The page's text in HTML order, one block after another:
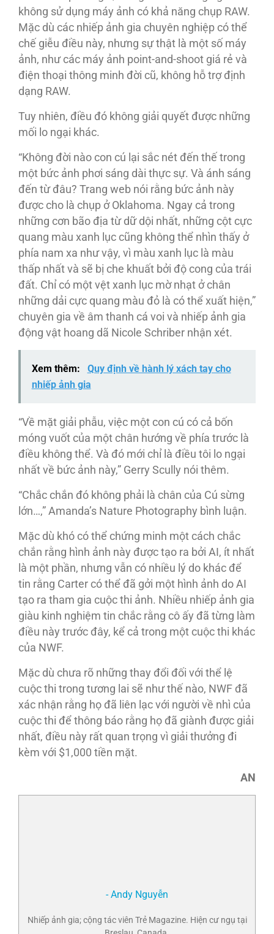
không sử dụng máy ảnh có khả năng chụp RAW.
Mặc dù các nhiếp ảnh gia chuyên nghiệp có thể
chế giễu điều này, nhưng sự thật là một số máy
ảnh, như các máy ảnh point-and-shoot giá rẻ và
điện thoại thông minh đời cũ, không hỗ trợ định
dạng RAW.
Tuy nhiên, điều đó không giải quyết được những
mối lo ngại khác.
“Không đời nào con cú lại sắc nét đến thế trong
một bức ảnh phơi sáng dài thực sự. Và ánh sáng
đến từ đâu? Trang web nói rằng bức ảnh này
được cho là chụp ở Oklahoma. Ngay cả trong
những cơn bão địa từ dữ dội nhất, những cột cực
quang màu xanh lục cũng không thể nhìn thấy ở
phía nam xa như vậy, vì màu xanh lục là màu
thấp nhất và sẽ bị che khuất bởi độ cong của trái
đất. Chỉ có một vệt xanh lục mờ nhạt ở chân
những dải cực quang màu đỏ là có thể xuất hiện,”
chuyên gia về âm thanh cá voi và nhiếp ảnh gia
động vật hoang dã Nicole Schriber nhận xét.
Xem thêm:
Quy định về hành lý xách tay cho
nhiếp ảnh gia
“Về mặt giải phẫu, việc một con cú có cả bốn
móng vuốt của một chân hướng về phía trước là
điều không thể. Và đó mới chỉ là điều tôi lo ngại
nhất về bức ảnh này,” Gerry Scully nói thêm.
“Chắc chắn đó không phải là chân của Cú sừng
lớn…,” Amanda’s Nature Photography bình luận.
Mặc dù khó có thể chứng minh một cách chắc
chắn rằng hình ảnh này được tạo ra bởi AI, ít nhất
là một phần, nhưng vẫn có nhiều lý do khác để
tin rằng Carter có thể đã gởi một hình ảnh do AI
tạo ra tham gia cuộc thi ảnh. Nhiều nhiếp ảnh gia
giàu kinh nghiệm tin chắc rằng cô ấy đã từng làm
điều này trước đây, kể cả trong một cuộc thi khác
của NWF.
Mặc dù chưa rõ những thay đổi đối với thể lệ
cuộc thi trong tương lai sẽ như thế nào, NWF đã
xác nhận rằng họ đã liên lạc với người về nhì của
cuộc thi để thông báo rằng họ đã giành được giải
nhất, điều này rất quan trọng vì giải thưởng đi
kèm với $1,000 tiền mặt.
AN
- Andy Nguyễn
Nhiếp ảnh gia; cộng tác viên Trẻ Magazine. Hiện cư ngụ tại